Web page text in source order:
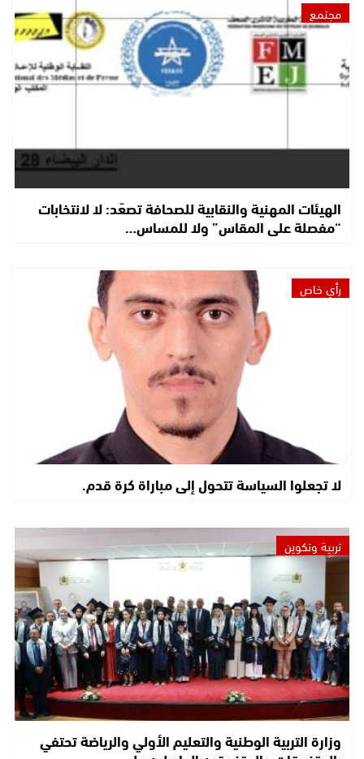
مجتمع
الهيئات المهنية والنقابية للصحافة تصعّد: لا لانتخابات
“مفصلة على المقاس” ولا للمساس…
رأي خاص
لا تجعلوا السياسة تتحول إلى مباراة كرة قدم.
تربية وتكوين
وزارة التربية الوطنية والتعليم الأولي والرياضة تحتفي